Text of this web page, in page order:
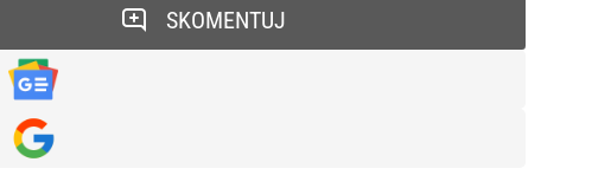
SKOMENTUJ